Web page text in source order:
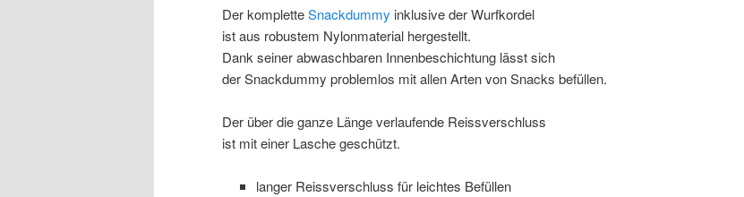
Der kompletteSnackdummy inklusive der Wurfkordel
ist aus robustem Nylonmaterial hergestellt.
Dank seiner abwaschbaren Innenbeschichtung lässt sich
der Snackdummy problemlos mit allen Arten von Snacks befüllen.
Der über die ganze Länge verlaufende Reissverschluss
ist mit einer Lasche geschützt.
langer Reissverschluss für leichtes Befüllen